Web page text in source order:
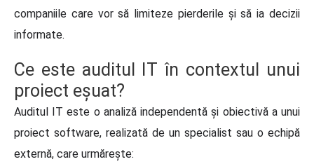
companiile care vor să limiteze pierderile și să ia decizii
informate.
Ce este auditul IT în contextul unui
proiect eșuat?
Auditul IT este o analiză independentă și obiectivă a unui
proiect software, realizată de un specialist sau o echipă
externă, care urmărește: